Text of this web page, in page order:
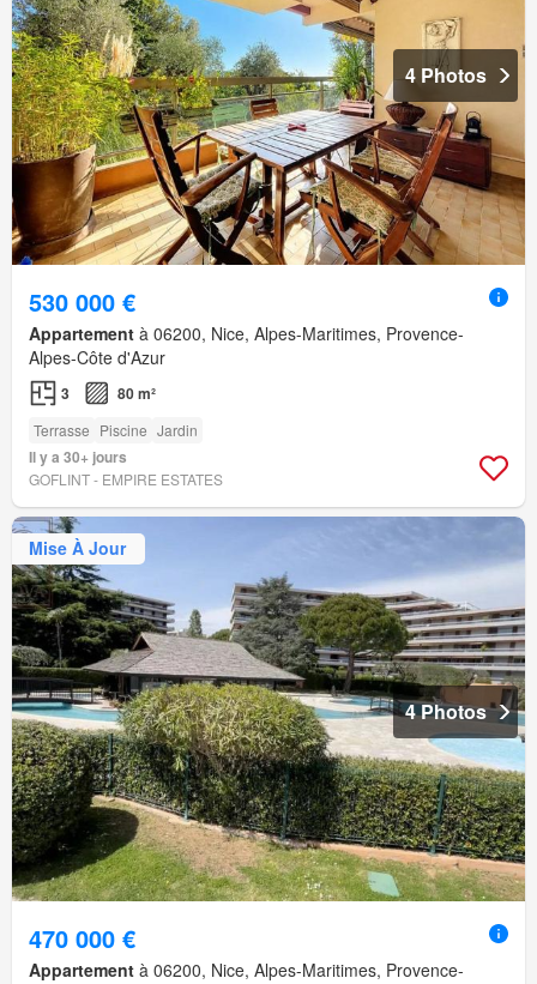
4 Photos
530 000 €
Appartement à 06200, Nice, Alpes-Maritimes, Provence-
Alpes-Côte d'Azur
3 80 m²
Terrasse Piscine Jardin
Il y a 30+ jours
GOFLINT - EMPIRE ESTATES
Mise À Jour
4 Photos
470 000 €
Appartement à 06200, Nice, Alpes-Maritimes, Provence-